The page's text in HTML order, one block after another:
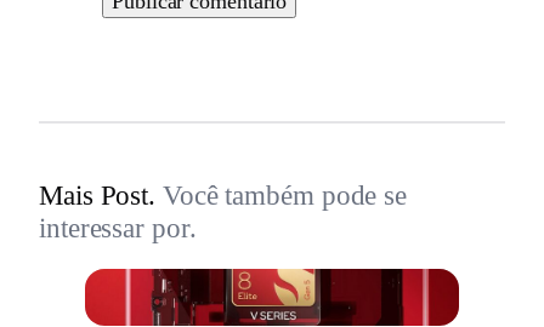
Mais Post. Você também pode se
interessar por.